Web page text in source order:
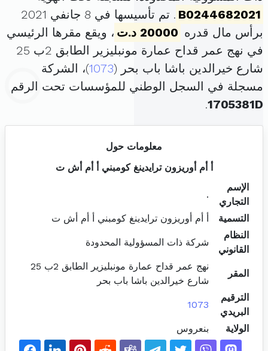
B0244682021
. تم تأسيسها في 8 جانفي 2021
برأس مال قدره 20000 د.ت
، ويقع مقرها الرئيسي
في نهج عمر قداح عمارة مونبليزير الطابق 2ب 25
شارع خيرالدين باشا باب بحر (1073)، الشركة
مسجلة في السجل الوطني للمؤسسات تحت الرقم
1705381D
.
معلومات حول
أ أم أوريزون ترايدينغ كومبني أ أم أش ت
الإسم
التجاري
.
التسمية
أ أم أوريزون ترايدينغ كومبني أ أم أش ت
النظام
القانوني
شركة ذات المسؤولية المحدودة
المقر
نهج عمر قداح عمارة مونبليزير الطابق 2ب 25
شارع خيرالدين باشا باب بحر
الترقيم
البريدي
1073
الولاية بنعروس